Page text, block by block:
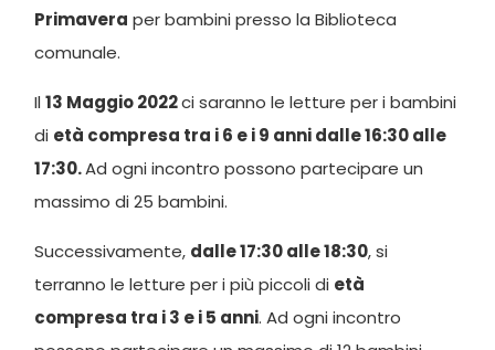
Primavera per bambini presso la Biblioteca
comunale.
Il13 Maggio 2022ci saranno le letture per i bambini
di età compresa tra i 6 e i 9 anni dalle 16:30 alle
17:30.Ad ogni incontro possono partecipare un
massimo di 25 bambini.
Successivamente, dalle 17:30 alle 18:30, si
terranno le letture per i più piccoli di età
compresa tra i 3 e i 5 anni. Ad ogni incontro